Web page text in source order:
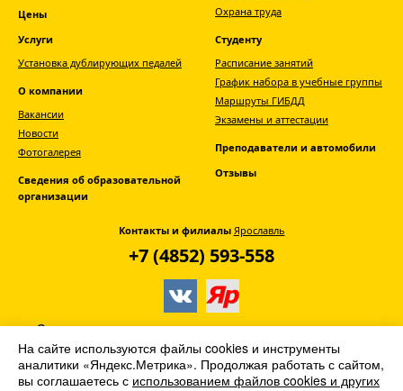
Цены
Услуги
Установка дублирующих педалей
О компании
Вакансии
Новости
Фотогалерея
Сведения об образовательной
организации
Охрана труда
Студенту
Расписание занятий
График набора в учебные группы
Маршруты ГИБДД
Экзамены и аттестации
Преподаватели и автомобили
Отзывы
Контакты и филиалы Ярославль
+7 (4852) 593-558
© АНО ДПО «Главная дорога» -
Ярославля
2013–2026. Все права защищены
На сайте используются файлы cookies и инструменты
аналитики «Яндекс.Метрика». Продолжая работать с сайтом,
вы соглашаетесь с использованием файлов cookies и других